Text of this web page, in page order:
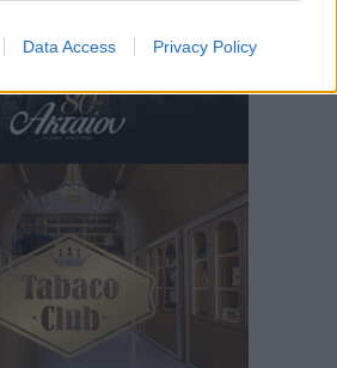
Data Access Privacy Policy